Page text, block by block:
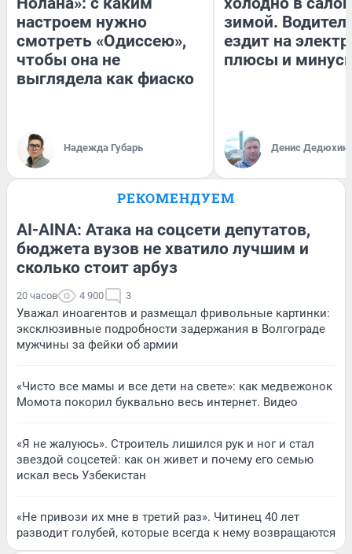
настроем нужно
смотреть «Одиссею»,
чтобы она не
выглядела как фиаско
Надежда Губарь
зимой.
ездит на
плюсы и
Денис Дедюхин
РЕКОМЕНДУЕМ
AI-AINA: Атака на соцсети депутатов,
бюджета вузов не хватило лучшим и
сколько стоит арбуз
20 часов 4 900 3
Уважал иноагентов и размещал фривольные картинки:
эксклюзивные подробности задержания в Волгограде
мужчины за фейки об армии
«Чисто все мамы и все дети на свете»: как медвежонок
Момота покорил буквально весь интернет. Видео
«Я не жалуюсь». Строитель лишился рук и ног и стал
звездой соцсетей: как он живет и почему его семью
искал весь Узбекистан
«Не привози их мне в третий раз». Читинец 40 лет
разводит голубей, которые всегда к нему возвращаются